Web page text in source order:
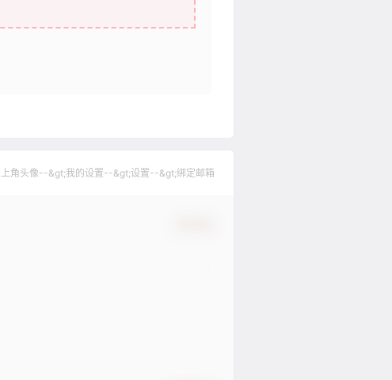
上角头像--&gt;我的设置--&gt;设置--&gt;绑定邮箱